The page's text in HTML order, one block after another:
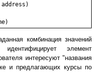
комбинация значений
элемент
интересуют "названия
и предлагающих курсы по